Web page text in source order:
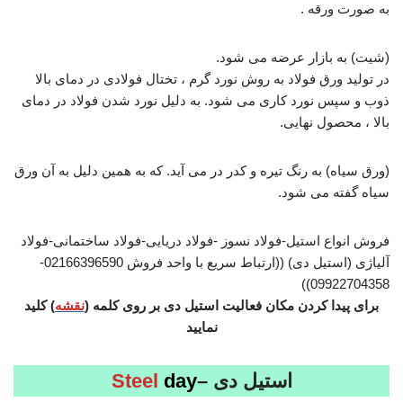
به صورت ورقه .
(شیت) به بازار عرضه می شود.
در تولید ورق فولاد به روش نورد گرم ، تختال فولادی در دمای بالا
ذوب و سپس نورد کاری می شود. به دلیل نورد شدن فولاد در دمای
بالا ، محصول نهایی.
(ورق سیاه) به رنگ تیره و کدر در می آید. که به همین دلیل به آن ورق
سیاه گفته می شود.
فروش انواع استیل-فولاد نسوز -فولاد دریایی-فولاد ساختمانی-فولاد
آلیاژی (استیل دی) ((ارتباط سریع با واحد فروش 02166396590-
09922704358))
برای پیدا کردن مکان فعالیت استیل دی بر روی کلمه (نقشه) کلید
نمایید
استیل دی – Steel day